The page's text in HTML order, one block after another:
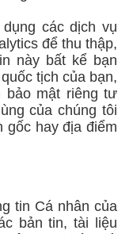
các dịch vụ
để thu thập,
này bất kể bạn
tịch của bạn,
bảo mật riêng tư
của chúng tôi
gốc hay địa điểm
tin Cá nhân của
bản tin, tài liệu